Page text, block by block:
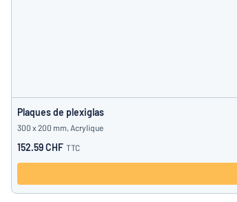
Plaques de plexiglas
300 x 200 mm, Acrylique
152.59 CHF TTC